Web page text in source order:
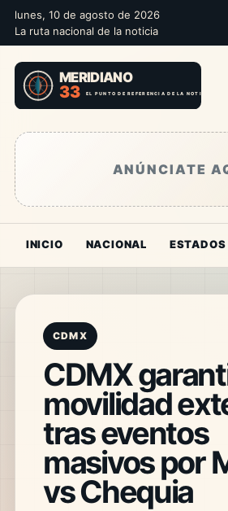
lunes, 10 de agosto de 2026
La ruta nacional de la noticia
ANÚNCIATE
INICIO NACIONAL ESTADOS
CDMX
CDMX
movilidad
tras eventos
masivos por
vs Chequia